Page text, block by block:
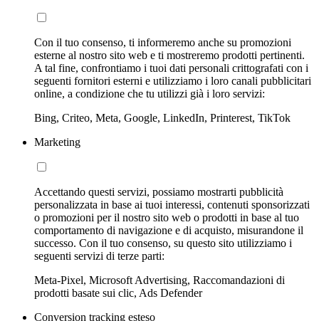
Con il tuo consenso, ti informeremo anche su promozioni
esterne al nostro sito web e ti mostreremo prodotti pertinenti.
A tal fine, confrontiamo i tuoi dati personali crittografati con i
seguenti fornitori esterni e utilizziamo i loro canali pubblicitari
online, a condizione che tu utilizzi già i loro servizi:
Bing, Criteo, Meta, Google, LinkedIn, Printerest, TikTok
Marketing
Accettando questi servizi, possiamo mostrarti pubblicità
personalizzata in base ai tuoi interessi, contenuti sponsorizzati
o promozioni per il nostro sito web o prodotti in base al tuo
comportamento di navigazione e di acquisto, misurandone il
successo. Con il tuo consenso, su questo sito utilizziamo i
seguenti servizi di terze parti:
Meta-Pixel, Microsoft Advertising, Raccomandazioni di
prodotti basate sui clic, Ads Defender
Conversion tracking esteso